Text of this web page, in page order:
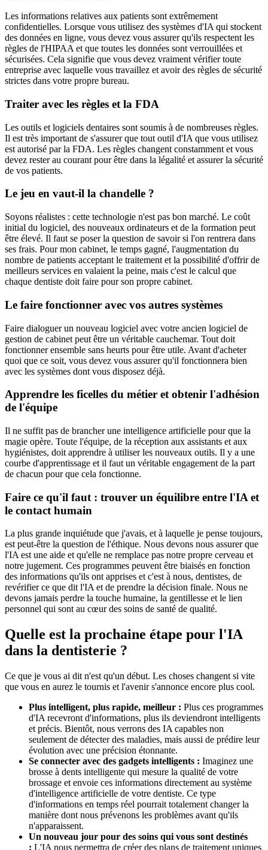
Les informations relatives aux patients sont extrêmement
confidentielles. Lorsque vous utilisez des systèmes d'IA qui stockent
des données en ligne, vous devez vous assurer qu'ils respectent les
règles de l'HIPAA et que toutes les données sont verrouillées et
sécurisées. Cela signifie que vous devez vraiment vérifier toute
entreprise avec laquelle vous travaillez et avoir des règles de sécurité
strictes dans votre propre bureau.
Traiter avec les règles et la FDA
Les outils et logiciels dentaires sont soumis à de nombreuses règles.
Il est très important de s'assurer que tout outil d'IA que vous utilisez
est autorisé par la FDA. Les règles changent constamment et vous
devez rester au courant pour être dans la légalité et assurer la sécurité
de vos patients.
Le jeu en vaut-il la chandelle ?
Soyons réalistes : cette technologie n'est pas bon marché. Le coût
initial du logiciel, des nouveaux ordinateurs et de la formation peut
être élevé. Il faut se poser la question de savoir si l'on rentrera dans
ses frais. Pour mon cabinet, le temps gagné, l'augmentation du
nombre de patients acceptant le traitement et la possibilité d'offrir de
meilleurs services en valaient la peine, mais c'est le calcul que
chaque dentiste doit faire pour son propre cabinet.
Le faire fonctionner avec vos autres systèmes
Faire dialoguer un nouveau logiciel avec votre ancien logiciel de
gestion de cabinet peut être un véritable cauchemar. Tout doit
fonctionner ensemble sans heurts pour être utile. Avant d'acheter
quoi que ce soit, vous devez vous assurer qu'il fonctionnera bien
avec les systèmes dont vous disposez déjà.
Apprendre les ficelles du métier et obtenir l'adhésion
de l'équipe
Il ne suffit pas de brancher une intelligence artificielle pour que la
magie opère. Toute l'équipe, de la réception aux assistants et aux
hygiénistes, doit apprendre à utiliser les nouveaux outils. Il y a une
courbe d'apprentissage et il faut un véritable engagement de la part
de chacun pour que cela fonctionne.
Faire ce qu'il faut : trouver un équilibre entre l'IA et
le contact humain
La plus grande inquiétude que j'avais, et à laquelle je pense toujours,
est peut-être la question de l'éthique. Nous devons nous assurer que
l'IA est une aide et qu'elle ne remplace pas notre propre cerveau et
notre jugement. Ces programmes peuvent être biaisés en fonction
des informations qu'ils ont apprises et c'est à nous, dentistes, de
revérifier ce que dit l'IA et de prendre la décision finale. Nous ne
devons jamais perdre la touche humaine, la gentillesse et le lien
personnel qui sont au cœur des soins de santé de qualité.
Quelle est la prochaine étape pour l'IA
dans la dentisterie ?
Ce que je vous ai dit n'est qu'un début. Les choses changent si vite
que vous en aurez le tournis et l'avenir s'annonce encore plus cool.
Plus intelligent, plus rapide, meilleur : Plus ces programmes
d'IA recevront d'informations, plus ils deviendront intelligents
et précis. Bientôt, nous verrons des IA capables non
seulement de détecter des maladies, mais aussi de prédire leur
évolution avec une précision étonnante.
Se connecter avec des gadgets intelligents : Imaginez une
brosse à dents intelligente qui mesure la qualité de votre
brossage et envoie ces informations directement au système
d'intelligence artificielle de votre dentiste. Ce type
d'informations en temps réel pourrait totalement changer la
manière dont nous prévenons les problèmes avant qu'ils
n'apparaissent.
Un nouveau jour pour des soins qui vous sont destinés
: L'IA nous permettra de créer des plans de traitement uniques